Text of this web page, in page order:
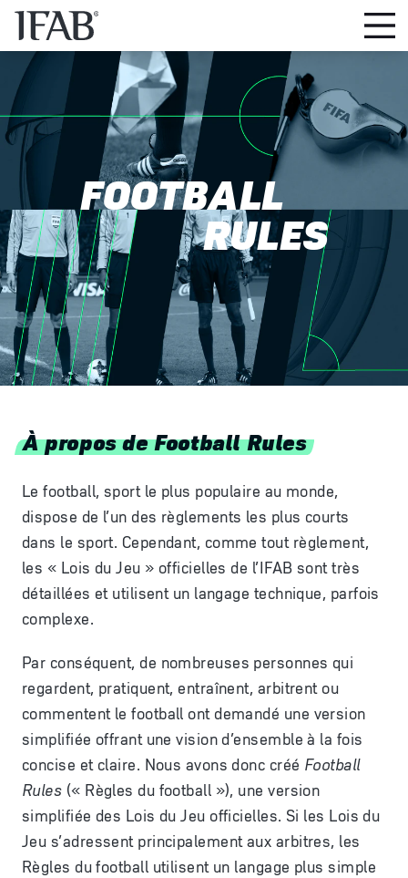
FOOTBALL
RULES
À propos de Football Rules
Le football, sport le plus populaire au monde,
dispose de l’un des règlements les plus courts
dans le sport. Cependant, comme tout règlement,
les « Lois du Jeu » officielles de l’IFAB sont très
détaillées et utilisent un langage technique, parfois
complexe.
Par conséquent, de nombreuses personnes qui
regardent, pratiquent, entraînent, arbitrent ou
commentent le football ont demandé une version
simplifiée offrant une vision d’ensemble à la fois
concise et claire. Nous avons donc créé Football
Rules (« Règles du football »), une version
simplifiée des Lois du Jeu officielles. Si les Lois du
Jeu s’adressent principalement aux arbitres, les
Règles du football utilisent un langage plus simple